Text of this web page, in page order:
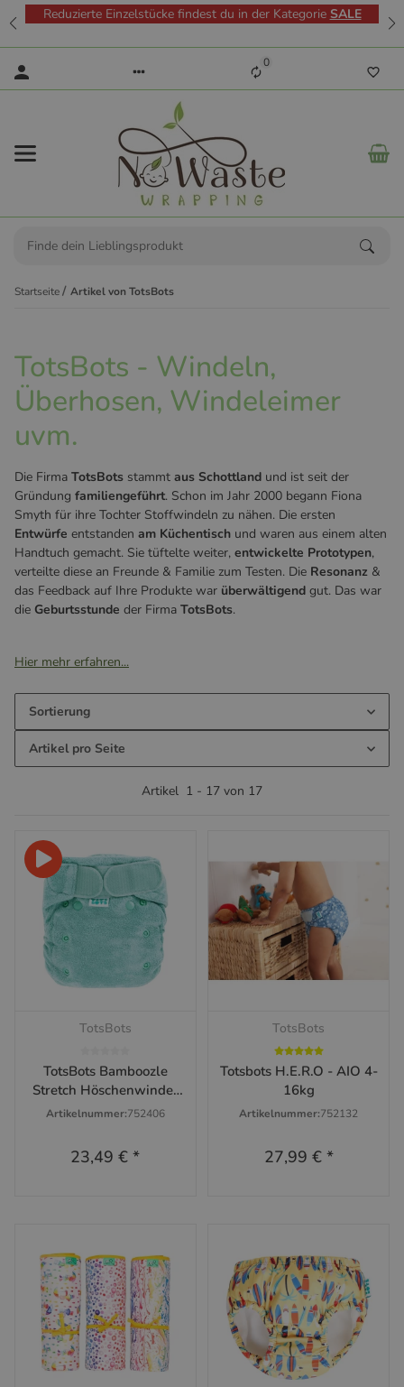
Reduzierte Einzelstücke findest du in der Kategorie SALE
0
Startseite Artikel von TotsBots
TotsBots - Windeln,
Überhosen, Windeleimer
uvm.
Die Firma TotsBots stammt aus Schottland und ist seit der
Gründung familiengeführt. Schon im Jahr 2000 begann Fiona
Smyth für ihre Tochter Stoffwindeln zu nähen. Die ersten
Entwürfe entstanden am Küchentisch und waren aus einem alten
Handtuch gemacht. Sie tüftelte weiter, entwickelte Prototypen,
verteilte diese an Freunde & Familie zum Testen. Die Resonanz &
das Feedback auf Ihre Produkte war überwältigend gut. Das war
die Geburtsstunde der Firma TotsBots.
Hier mehr erfahren...
Sortierung
Artikel pro Seite
Artikel 1 - 17 von 17
TotsBots
TotsBots Bamboozle
Stretch Höschenwindel
XL ab 16kg Moss
Artikelnummer:752406
23,49 €*
TotsBots
Totsbots H.E.R.O - AIO 4-
16kg
Artikelnummer:752132
27,99 € *